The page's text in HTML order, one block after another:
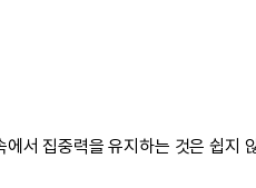
서 집중력을 유지하는 것은 쉽지